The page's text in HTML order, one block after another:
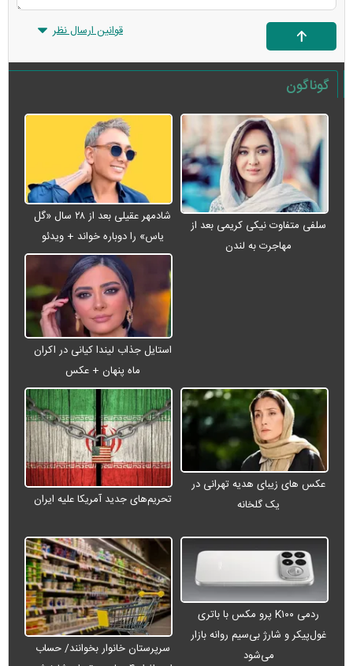
قوانین ارسال نظر
گوناگون
سلفی متفاوت نیکی کریمی بعد از
مهاجرت به لندن
شادمهر عقیلی بعد از ۲۸ سال «گل
یاس» را دوباره خواند + ویدئو
استایل جذاب لیندا کیانی در اکران
ماه پنهان + عکس
عکس های زیبای هدیه تهرانی در
یک گلخانه
تحریم‌های جدید آمریکا علیه ایران
ردمی K۱۰۰ پرو مکس با باتری
غول‌پیکر و شارژ بی‌سیم روانه بازار
می‌شود
سرپرستان خانوار بخوانند/ حساب